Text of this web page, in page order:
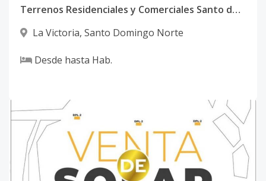
Terrenos Residenciales y Comerciales Santo domingo Norte
La Victoria, Santo Domingo Norte
Desde hasta Hab.